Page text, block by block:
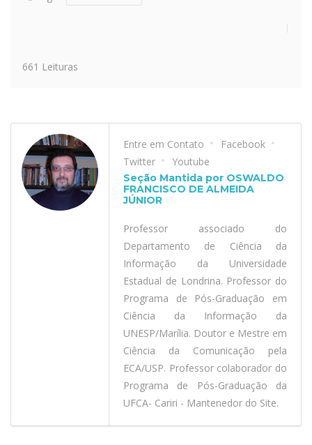
661 Leituras
Entre em Contato
Facebook
Twitter
Youtube
Seção Mantida por OSWALDO
FRANCISCO DE ALMEIDA
JÚNIOR
Professor associado do
Departamento de Ciência da
Informação da Universidade
Estadual de Londrina. Professor do
Programa de Pós-Graduação em
Ciência da Informação da
UNESP/Marília. Doutor e Mestre em
Ciência da Comunicação pela
ECA/USP. Professor colaborador do
Programa de Pós-Graduação da
UFCA- Cariri - Mantenedor do Site.